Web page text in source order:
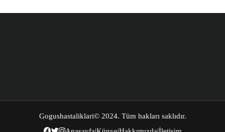
Gogushastaliklari© 2024. Tüm hakları saklıdır.